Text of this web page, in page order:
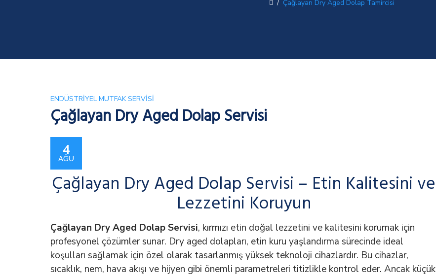
/ Çağlayan Dry Aged Dolap Tamircisi
ENDÜSTRIYEL MUTFAK SERVISI
Çağlayan Dry Aged Dolap Servisi
4
AĞU
Çağlayan Dry Aged Dolap Servisi – Etin Kalitesini ve
Lezzetini Koruyun
Çağlayan Dry Aged Dolap Servisi, kırmızı etin doğal lezzetini ve kalitesini korumak için
profesyonel çözümler sunar. Dry aged dolapları, etin kuru yaşlandırma sürecinde ideal
koşulları sağlamak için özel olarak tasarlanmış yüksek teknoloji cihazlardır. Bu cihazlar,
sıcaklık, nem, hava akışı ve hijyen gibi önemli parametreleri titizlikle kontrol eder. Ancak küçük